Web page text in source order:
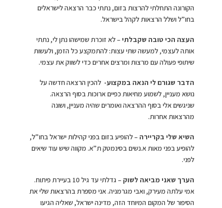
הקורונה התחלתי להרצות בזום, נתתי כבר הרצאה לישראלים
בחו”ל ושלל הרצאות לקהל בישראל.
העצה הכי טובה שקבלתי – לא זוכרת שמישהו נתן לי, נתתי
אותה לעצמי, למעשה שתי עצות: להתמקצע כל הזמן, ולעשות
שיתופי פעולה עם מרצות ומרצים אחרים כדי לשווק את עצמי.
הדבר שגורם לי הנאה במקצוע- להכין הרצאה חדשה על
נושא מעניין, לשמוע מחיאות כפיים ארוכות בסוף הרצאה.
שניגשים אלי בסוף ההרצאה ואומרים שהיה מעניין, ושונה
מהרצאות אחרות.
השיא שלי בקריירה – להופיע בזום בפני קהילות ישראל בחו”ל,
להופיע בפני מאות א.נשים בסינמטק ת”א. מקווה שיש עוד שיאים
לפני.
הערך שאני מביאה לשוק
– גדלתי עד גיל 10 בעיירת פיתוח.
אמי עלתה מעירק, ואבי מגרמניה. אני מספרת בהרצאות שלי את
הסיפור של המקום המיוחד הזה, מדינה ישראל, שאליה הגיעו